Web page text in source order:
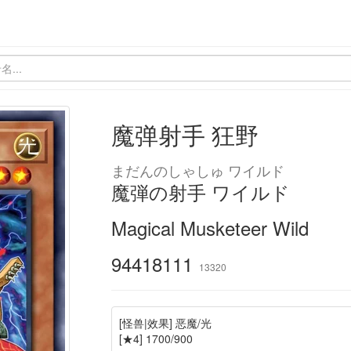
魔弹射手 狂野
まだんのしゃしゅ ワイルド
魔弾の射手 ワイルド
Magical Musketeer Wild
94418111
13320
[怪兽|效果] 恶魔/光
[★4] 1700/900